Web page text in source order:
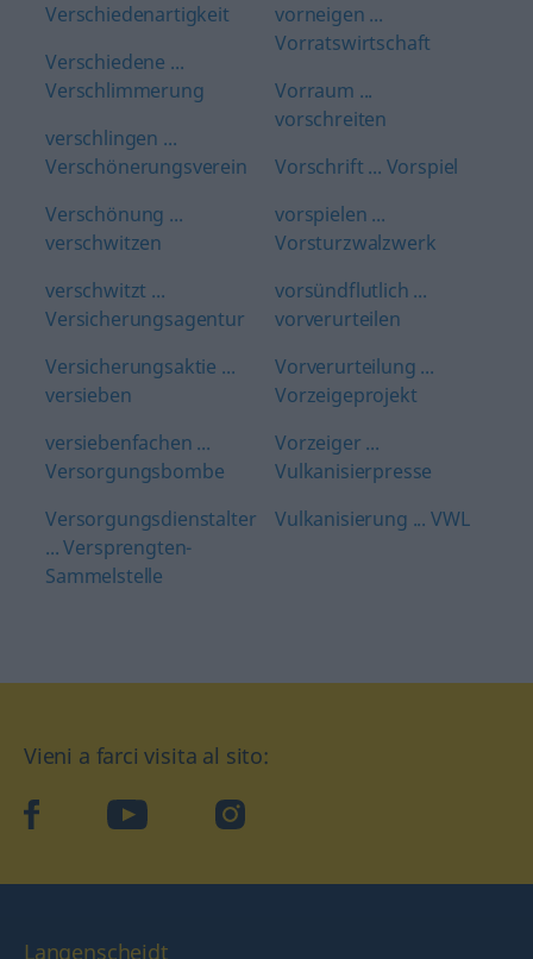
Verschiedenartigkeit
Verschiedene ...
Verschlimmerung
verschlingen ...
Verschönerungsverein
Verschönung ...
verschwitzen
verschwitzt ...
Versicherungsagentur
Versicherungsaktie ...
versieben
versiebenfachen ...
Versorgungsbombe
Versorgungsdienstalter
... Versprengten-
Sammelstelle
vorneigen ...
Vorratswirtschaft
Vorraum ...
vorschreiten
Vorschrift ... Vorspiel
vorspielen ...
Vorsturzwalzwerk
vorsündflutlich ...
vorverurteilen
Vorverurteilung ...
Vorzeigeprojekt
Vorzeiger ...
Vulkanisierpresse
Vulkanisierung ... VWL
Vieni a farci visita al sito:
facebook YouTube Instagram
Langenscheidt